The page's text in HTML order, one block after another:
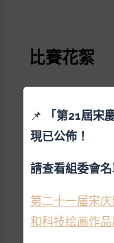
比賽花絮
📌 「 第21屆宋
現已公佈！
請查看組委會名
第二十一届宋
和科技绘画作